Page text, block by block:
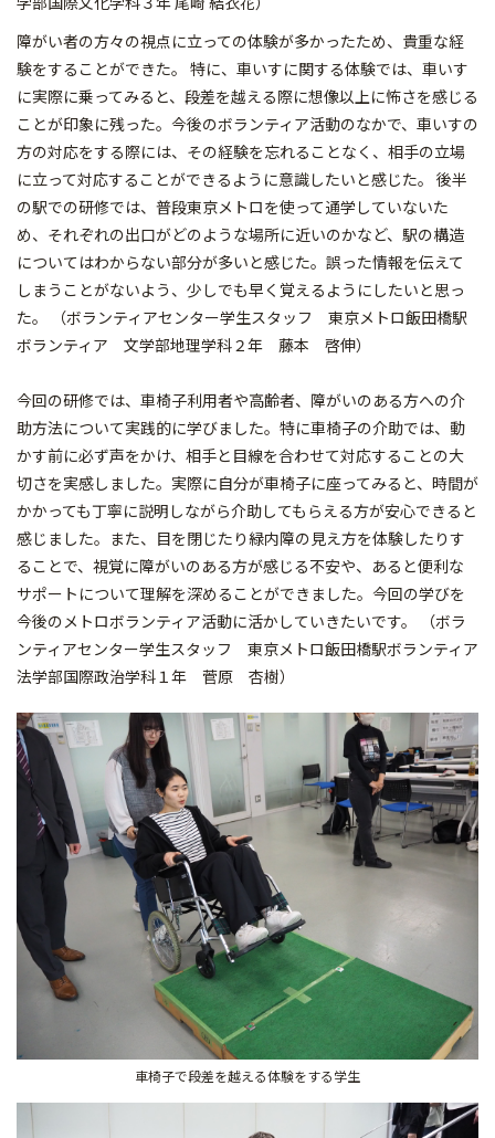
障がい者の方々の視点に立っての体験が多かったため、貴重な経
験をすることができた。 特に、車いすに関する体験では、車いす
に実際に乗ってみると、段差を越える際に想像以上に怖さを感じる
ことが印象に残った。今後のボランティア活動のなかで、車いすの
方の対応をする際には、その経験を忘れることなく、相手の立場
に立って対応することができるように意識したいと感じた。 後半
の駅での研修では、普段東京メトロを使って通学していないた
め、それぞれの出口がどのような場所に近いのかなど、駅の構造
についてはわからない部分が多いと感じた。誤った情報を伝えて
しまうことがないよう、少しでも早く覚えるようにしたいと思っ
た。 （ボランティアセンター学生スタッフ 東京メトロ飯田橋駅
ボランティア 文学部地理学科２年 藤本 啓伸）
今回の研修では、車椅子利用者や高齢者、障がいのある方への介
助方法について実践的に学びました。特に車椅子の介助では、動
かす前に必ず声をかけ、相手と目線を合わせて対応することの大
切さを実感しました。実際に自分が車椅子に座ってみると、時間が
かかっても丁寧に説明しながら介助してもらえる方が安心できると
感じました。また、目を閉じたり緑内障の見え方を体験したりす
ることで、視覚に障がいのある方が感じる不安や、あると便利な
サポートについて理解を深めることができました。今回の学びを
今後のメトロボランティア活動に活かしていきたいです。 （ボラ
ンティアセンター学生スタッフ 東京メトロ飯田橋駅ボランティア
法学部国際政治学科１年 菅原 杏樹）
車椅子で段差を越える体験をする学生